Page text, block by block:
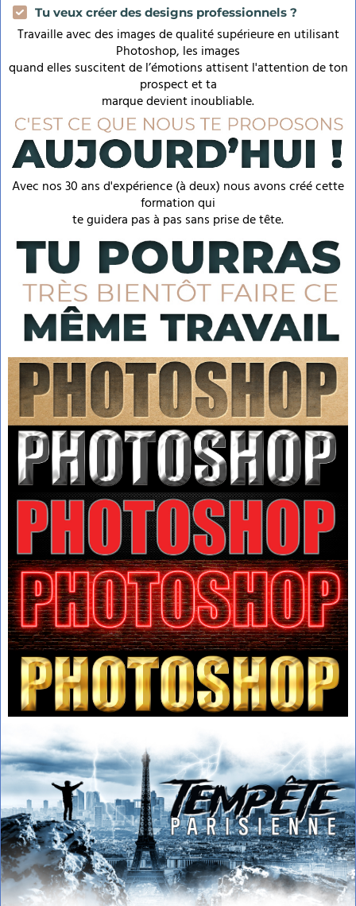
Tu veux créer des designs professionnels ?
Travaille avec des images de qualité supérieure en utilisant
Photoshop, les images
quand elles suscitent de l’émotions attisent l'attention de ton
prospect et ta
marque devient inoubliable.
Avec nos 30 ans d'expérience (à deux) nous avons créé cette
formation qui
te guidera pas à pas sans prise de tête.